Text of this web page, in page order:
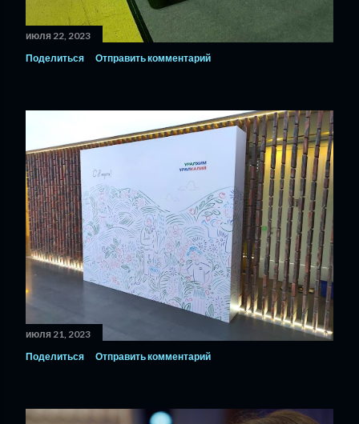
июля 22, 2023
Поделиться
Отправить комментарий
июля 21, 2023
Поделиться
Отправить комментарий